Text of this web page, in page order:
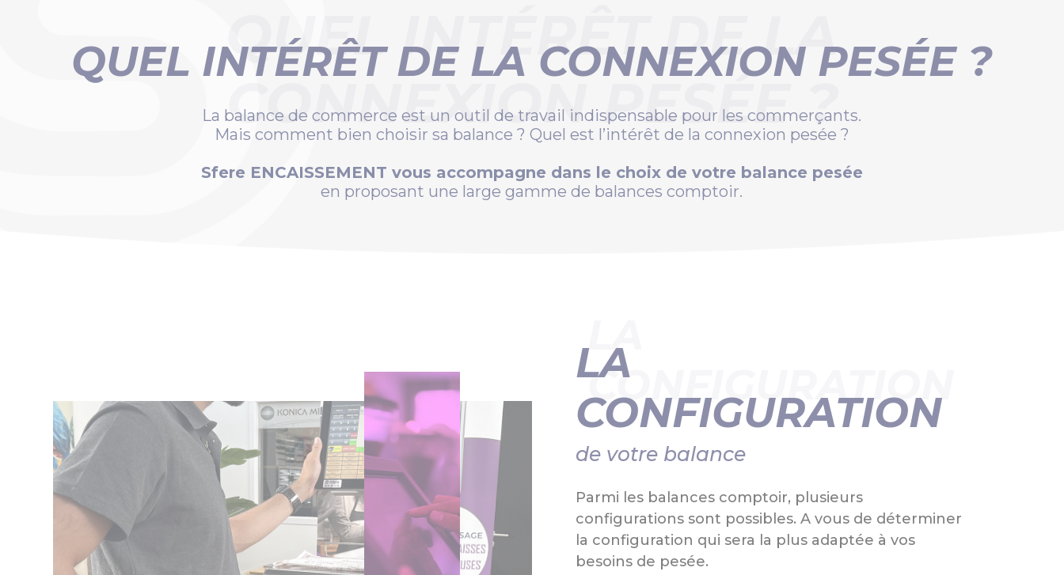
QUEL INTÉRÊT DE LA CONNEXION PESÉE ?
QUEL INTÉRÊT DE LA
CONNEXION PESÉE ?
La balance de commerce est un outil de travail indispensable pour les commerçants.
Mais comment bien choisir sa balance ? Quel est l’intérêt de la connexion pesée ?
Sfere ENCAISSEMENT vous accompagne dans le choix de votre balance pesée
en proposant une large gamme de balances comptoir.
LA
CONFIGURATION
de votre balance
LA
CONFIGURATION
Parmi les balances comptoir, plusieurs
configurations sont possibles. A vous de déterminer
la configuration qui sera la plus adaptée à vos
besoins de pesée.